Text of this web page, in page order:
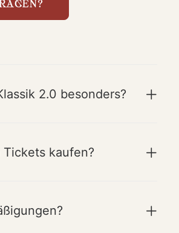
2.0 besonders?
kaufen?